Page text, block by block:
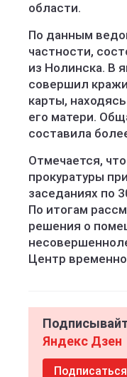
области.
По данным
частности,
из Нолинска. В
совершил
карты,
его матери.
составила
Отмечается,
прокуратуры
заседаниях по
По итогам
решения о
Центр
Яндекс Дзен
Подписаться